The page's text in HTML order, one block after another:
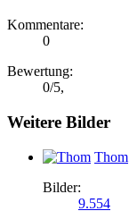
Kommentare:
0
Bewertung:
0/5,
Weitere Bilder
Thom
Bilder:
9.554